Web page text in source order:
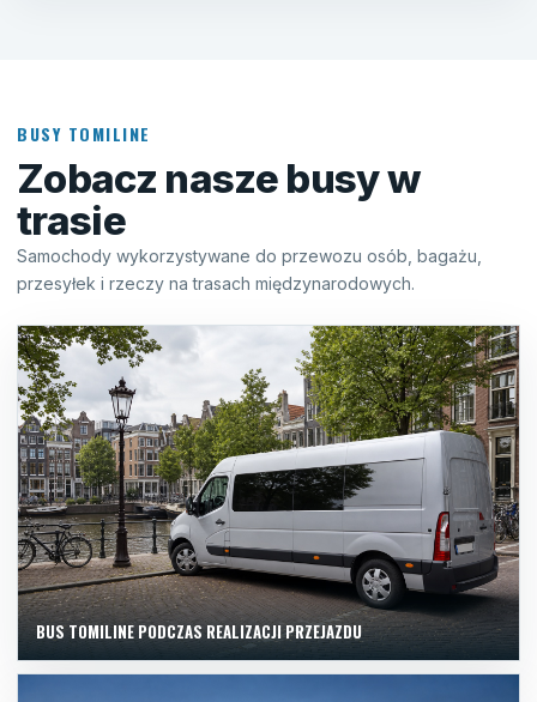
BUSY TOMILINE
Zobacz nasze busy w
trasie
Samochody wykorzystywane do przewozu osób, bagażu,
przesyłek i rzeczy na trasach międzynarodowych.
BUS TOMILINE PODCZAS REALIZACJI PRZEJAZDU